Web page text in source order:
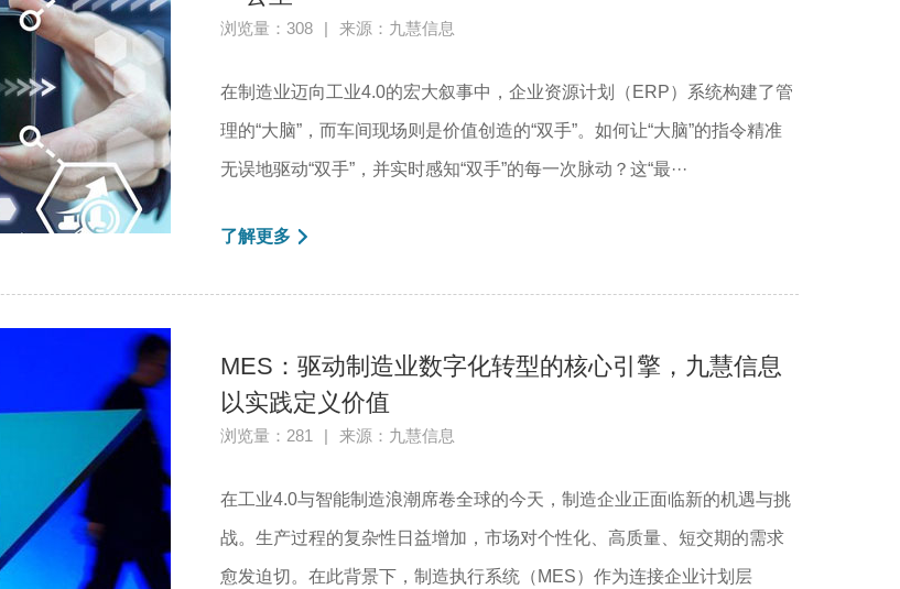
浏览量：308 | 来源：九慧信息
在制造业迈向工业4.0的宏大叙事中，企业资源计划（ERP）系统构建了管
理的“大脑”，而车间现场则是价值创造的“双手”。如何让“大脑”的指令精准
无误地驱动“双手”，并实时感知“双手”的每一次脉动？这“最···
了解更多
MES：驱动制造业数字化转型的核心引擎，九慧信息
以实践定义价值
浏览量：281 | 来源：九慧信息
在工业4.0与智能制造浪潮席卷全球的今天，制造企业正面临新的机遇与挑
战。生产过程的复杂性日益增加，市场对个性化、高质量、短交期的需求
愈发迫切。在此背景下，制造执行系统（MES）作为连接企业计划层